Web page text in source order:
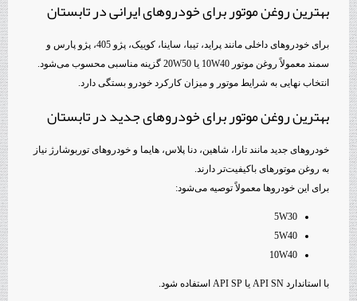
بهترین روغن موتور برای خودروهای ایرانی در تابستان
برای خودروهای داخلی مانند پراید، تیبا، ساینا، کوییک، پژو 405، پژو پارس و
سمند معمولاً روغن موتور 10W40 یا 20W50 گزینه مناسبی محسوب می‌شود.
انتخاب نهایی به شرایط موتور و میزان کارکرد خودرو بستگی دارد.
بهترین روغن موتور برای خودروهای جدید در تابستان
خودروهای جدید مانند تارا، شاهین، دنا پلاس، هایما و خودروهای توربوشارژ نیاز
به روغن موتورهای باکیفیت‌تر دارند.
برای این خودروها معمولاً توصیه می‌شود:
5W30
5W40
10W40
با استاندارد API SN یا API SP استفاده شود.